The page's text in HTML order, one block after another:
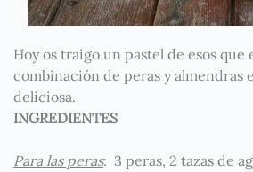
Hoy os traigo un pastel de esos que
combinación de peras y almendras
deliciosa.
INGREDIENTES
Para las peras: 3 peras, 2 tazas de